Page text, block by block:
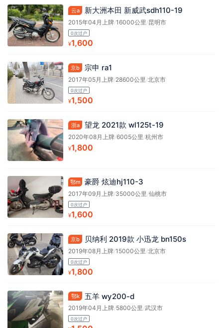
云a 新大洲本田 新威武sdh110-19
2015年04月上牌/16000公里 /昆明市
0次过户
¥1,600
京b 宗申 ra1
2017年05月上牌/28600公里 /北京市
0次过户
¥1,500
浙a 望龙 2021款 wl125t-19
2020年08月上牌/6005公里 /杭州市
¥1,800
鄂m 豪爵 炫迪hj110-3
2017年09月上牌/35000公里 /仙桃市
0次过户
¥1,600
京b 贝纳利 2019款 小迅龙 bn150s
2019年08月上牌/15000公里 /北京市
0次过户
¥1,800
鄂k 五羊 wy200-d
2019年04月上牌/5800公里/武汉市
0次过户